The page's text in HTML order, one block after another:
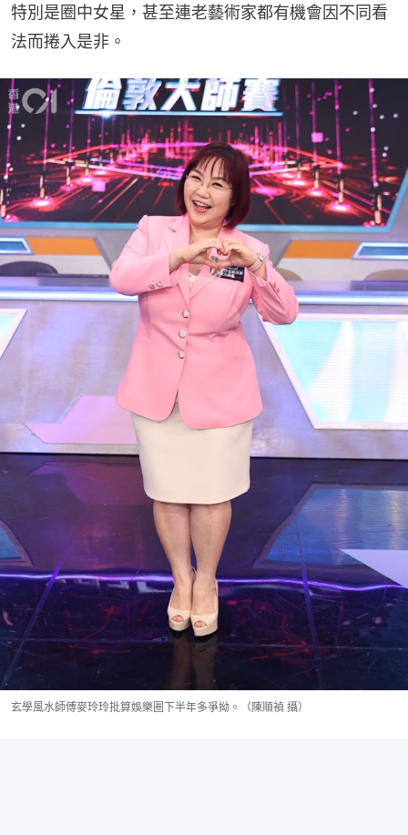
特別是圈中女星，甚至連老藝術家都有機會因不同看
法而捲入是非。
玄學風水師傅麥玲玲批算娛樂圈下半年多爭拗。（陳順禎 攝）